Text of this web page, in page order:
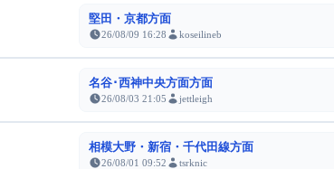
堅田・京都方面
26/08/09 16:28 koseilineb
名谷･西神中央方面方面
26/08/03 21:05 jettleigh
相模大野・新宿・千代田線方面
26/08/01 09:52 tsrknic